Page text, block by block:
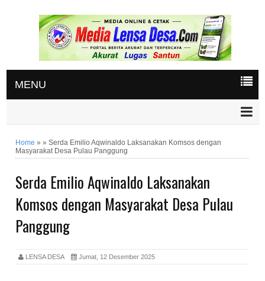
MENU
Home »»Serda Emilio Aqwinaldo Laksanakan Komsos dengan
Masyarakat Desa Pulau Panggung
Serda Emilio Aqwinaldo Laksanakan
Komsos dengan Masyarakat Desa Pulau
Panggung
LENSA DESA Jumat, 12 Desember 2025